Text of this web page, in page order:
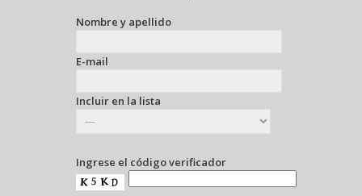
Nombre y apellido
E-mail
Incluir en la lista
Ingrese el código verificador